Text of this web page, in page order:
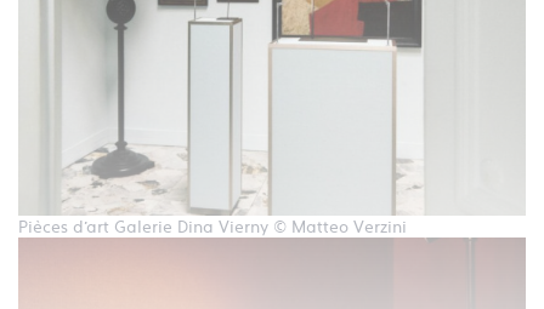
Pièces d'art Galerie Dina Vierny © Matteo Verzini